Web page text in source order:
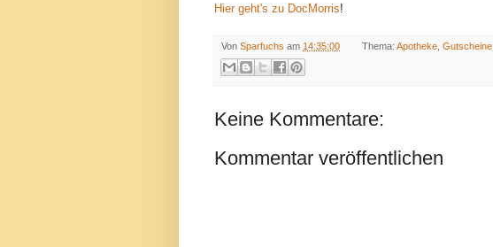
Hier geht's zu DocMorris!
Von Sparfuchs am 14:35:00 Thema: Apotheke, Gutscheine,
Keine Kommentare:
Kommentar veröffentlichen